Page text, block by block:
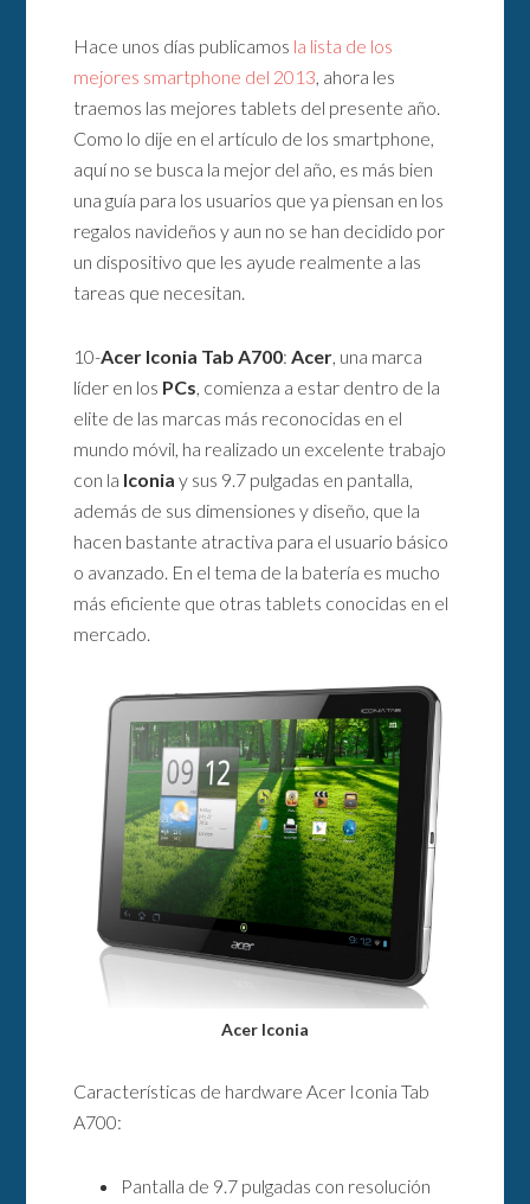
Hace unos días publicamos la lista de los
mejores smartphone del 2013, ahora les
traemos las mejores tablets del presente año.
Como lo dije en el artículo de los smartphone,
aquí no se busca la mejor del año, es más bien
una guía para los usuarios que ya piensan en los
regalos navideños y aun no se han decidido por
un dispositivo que les ayude realmente a las
tareas que necesitan.
10-Acer Iconia Tab A700:Acer, una marca
líder en los PCs, comienza a estar dentro de la
elite de las marcas más reconocidas en el
mundo móvil, ha realizado un excelente trabajo
con la Iconia y sus 9.7 pulgadas en pantalla,
además de sus dimensiones y diseño, que la
hacen bastante atractiva para el usuario básico
o avanzado. En el tema de la batería es mucho
más eficiente que otras tablets conocidas en el
mercado.
Acer Iconia
Características de hardware Acer Iconia Tab
A700:
Pantalla de 9.7 pulgadas con resolución